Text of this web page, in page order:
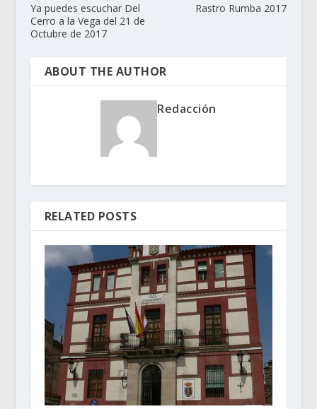
Ya puedes escuchar Del
Cerro a la Vega del 21 de
Octubre de 2017
Rastro Rumba 2017
ABOUT THE AUTHOR
Redacción
RELATED POSTS